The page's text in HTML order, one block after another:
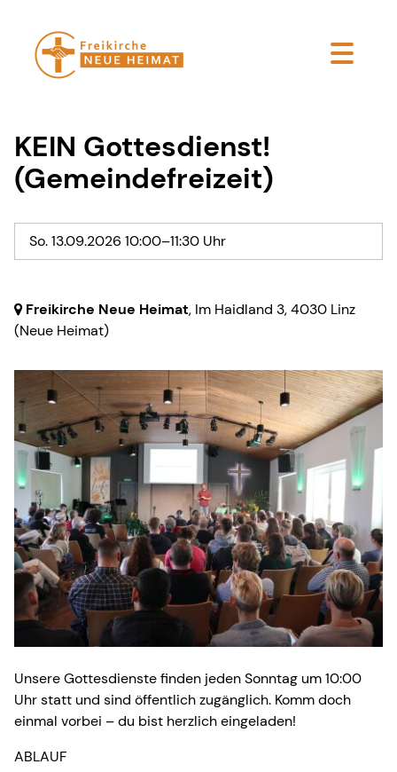
KEIN Gottesdienst!
(Gemeindefreizeit)
So. 13.09.2026 10:00–11:30 Uhr
Freikirche Neue Heimat, Im Haidland 3,4030 Linz
(Neue Heimat)
Unsere Gottesdienste finden jeden Sonntag um 10:00
Uhr statt und sind öffentlich zugänglich. Komm doch
einmal vorbei – du bist herzlich eingeladen!
ABLAUF